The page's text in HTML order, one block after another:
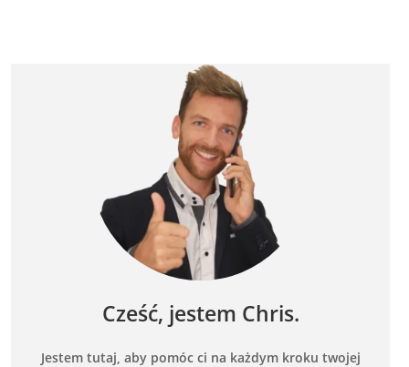
Cześć, jestem Chris.
Jestem tutaj, aby pomóc ci na każdym kroku twojej